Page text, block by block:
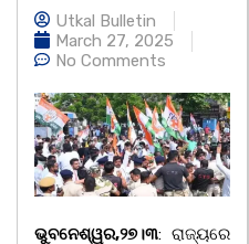
Utkal Bulletin
March 27, 2025
No Comments
ଭୁବନେଶ୍ୱର,୨୭।୩: ରାଜ୍ୟରେ